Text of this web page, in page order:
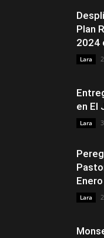
Plan
2024
Lara
en El
Lara
Enero
Lara